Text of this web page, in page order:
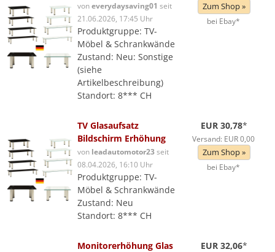
voneverydaysaving01 seit
21.06.2026, 17:45 Uhr
Produktgruppe: TV-
Möbel & Schrankwände
Zustand: Neu: Sonstige
(siehe
Artikelbeschreibung)
Standort: 8*** CH
Zum Shop »
bei Ebay*
TV Glasaufsatz
Bildschirm Erhöhung
von leadautomotor23seit
08.04.2026, 16:10 Uhr
Produktgruppe: TV-
Möbel & Schrankwände
Zustand: Neu
Standort: 8*** CH
EUR 30,78*
Versand: EUR 0,00
Zum Shop »
bei Ebay*
Monitorerhöhung Glas
EUR 32,06*